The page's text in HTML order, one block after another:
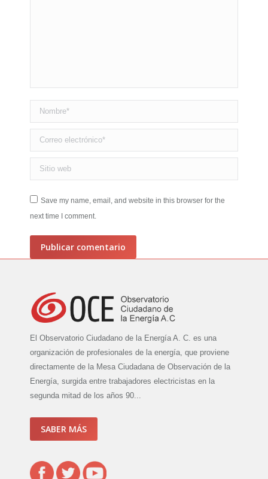
Nombre *
Correo electrónico *
Sitio web
Save my name, email, and website in this browser for the
next time I comment.
Publicar comentario
El Observatorio Ciudadano de la Energía A. C. es una
organización de profesionales de la energía, que proviene
directamente de la Mesa Ciudadana de Observación de la
Energía, surgida entre trabajadores electricistas en la
segunda mitad de los años 90...
SABER MÁS